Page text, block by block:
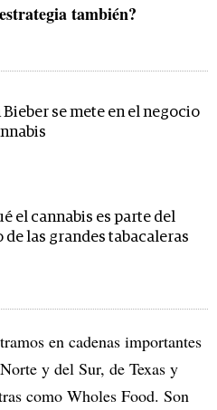
también?
se mete en el negocio
el cannabis es parte del
las grandes tabacaleras
en cadenas importantes
y del Sur, de Texas y
como Wholes Food. Son